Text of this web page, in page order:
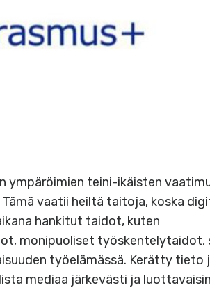
ympäröimien teini-ikäisten
vaatii heiltä taitoja, koska
hankitut taidot, kuten
monipuoliset työskentelytaidot,
työelämässä. Kerätty tieto
mediaa järkevästi ja